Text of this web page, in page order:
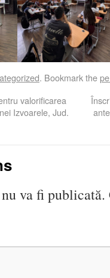
. Bookmark the
valorificarea
Izvoarele, Jud.
va fi publicată.